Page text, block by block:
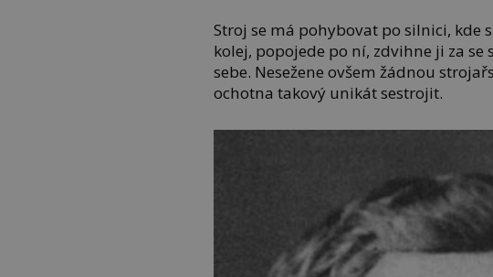
Stroj se má pohybovat po silnici, kde
kolej, popojede po ní, zdvihne ji za se
sebe. Nesežene ovšem žádnou
ochotna takový unikát sestrojit.